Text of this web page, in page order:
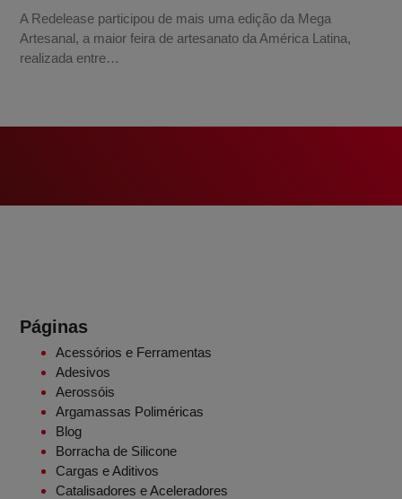
A Redelease participou de mais uma edição da Mega
Artesanal, a maior feira de artesanato da América Latina,
realizada entre…
Páginas
Acessórios e Ferramentas
Adesivos
Aerossóis
Argamassas Poliméricas
Blog
Borracha de Silicone
Cargas e Aditivos
Catalisadores e Aceleradores